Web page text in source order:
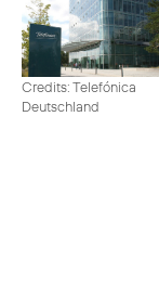
Credits: Telefónica
Deutschland